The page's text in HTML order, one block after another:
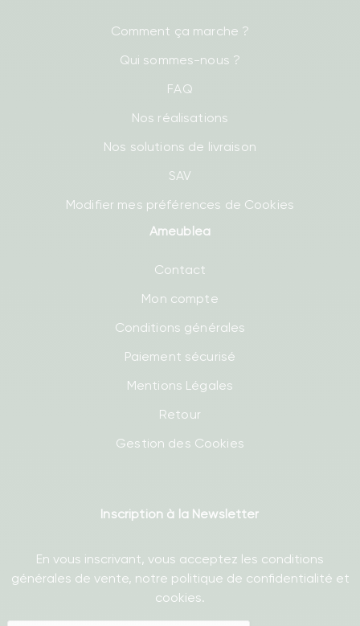
Comment ça marche ?
Qui sommes-nous ?
FAQ
Nos réalisations
Nos solutions de livraison
SAV
Modifier mes préférences de Cookies
Ameublea
Contact
Mon compte
Conditions générales
Paiement sécurisé
Mentions Légales
Retour
Gestion des Cookies
Inscription à la Newsletter
En vous inscrivant, vous acceptez les conditions
générales de vente, notre politique de confidentialité et
cookies.